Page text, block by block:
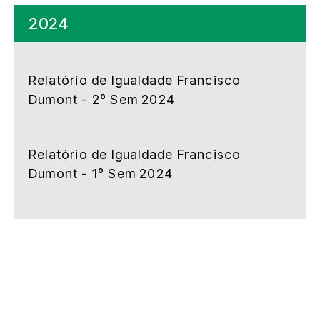
2024
Relatório de Igualdade Francisco
Dumont - 2º Sem 2024
Relatório de Igualdade Francisco
Dumont - 1º Sem 2024